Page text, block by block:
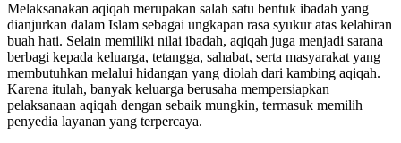
Melaksanakan aqiqah merupakan salah satu bentuk ibadah yang
dianjurkan dalam Islam sebagai ungkapan rasa syukur atas kelahiran
buah hati. Selain memiliki nilai ibadah, aqiqah juga menjadi sarana
berbagi kepada keluarga, tetangga, sahabat, serta masyarakat yang
membutuhkan melalui hidangan yang diolah dari kambing aqiqah.
Karena itulah, banyak keluarga berusaha mempersiapkan
pelaksanaan aqiqah dengan sebaik mungkin, termasuk memilih
penyedia layanan yang terpercaya.